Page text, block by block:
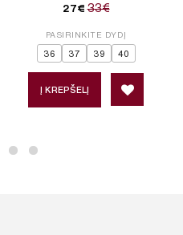
27€ 33€
PASIRINKITE DYDĮ
36 37 39 40
Į KREPŠELĮ